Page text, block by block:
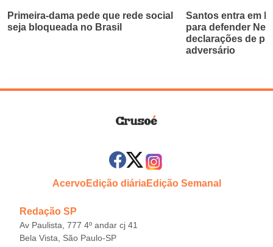
Primeira-dama pede que rede social
seja bloqueada no Brasil
Santos entra em
para defender
declarações de
adversário
AcervoEdição diáriaEdição Semanal
Redação SP
Av Paulista, 777 4º andar cj 41
Bela Vista, São Paulo-SP